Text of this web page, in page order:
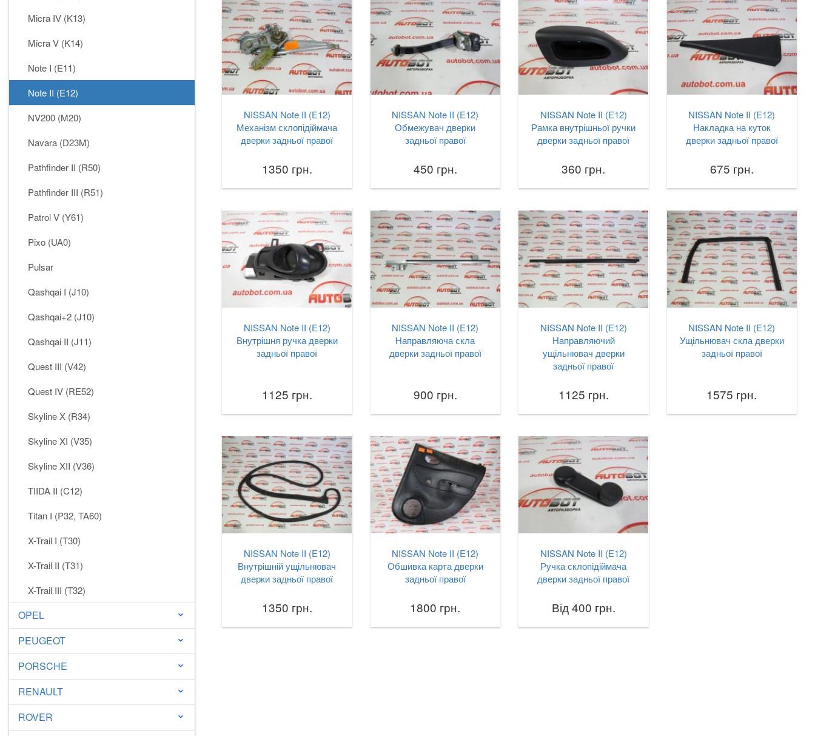
Micra IV (K13)
Micra V (K14)
Note I (E11)
Note II (E12)
NV200 (M20)
Navara (D23M)
Pathfinder II (R50)
Pathfinder III (R51)
Patrol V (Y61)
Pixo (UA0)
Pulsar
Qashqai I (J10)
Qashqai+2 (J10)
Qashqai II (J11)
Quest III (V42)
Quest IV (RE52)
Skyline X (R34)
Skyline XI (V35)
Skyline XII (V36)
TIIDA II (C12)
Titan I (P32, TA60)
X-Trail I (T30)
X-Trail II (T31)
X-Trail III (T32)
OPEL keyboard_arrow_down
PEUGEOT keyboard_arrow_down
PORSCHE keyboard_arrow_down
RENAULT keyboard_arrow_down
ROVER keyboard_arrow_down
NISSAN Note II (E12)
Механізм склопідіймача
дверки задньої правої
1350 грн.
NISSAN Note II (E12)
Обмежувач дверки
задньої правої
450 грн.
NISSAN Note II (E12)
Рамка внутрішньої ручки
дверки задньої правої
360 грн.
NISSAN Note II (E12)
Накладка на куток
дверки задньої правої
675 грн.
NISSAN Note II (E12)
Внутрішня ручка дверки
задньої правої
1125 грн.
NISSAN Note II (E12)
Направляюча скла
дверки задньої правої
900 грн.
NISSAN Note II (E12)
Направляючий
ущільнювач дверки
задньої правої
1125 грн.
NISSAN Note II (E12)
Ущільнювач скла дверки
задньої правої
1575 грн.
NISSAN Note II (E12)
Внутрішній ущільнювач
дверки задньої правої
1350 грн.
NISSAN Note II (E12)
Обшивка карта дверки
задньої правої
1800 грн.
NISSAN Note II (E12)
Ручка склопідіймача
дверки задньої правої
Від 400 грн.